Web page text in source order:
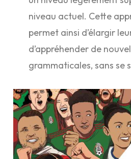
niveau actuel. Cette
permet ainsi d’élargir
d’appréhender de
grammaticales, sans se